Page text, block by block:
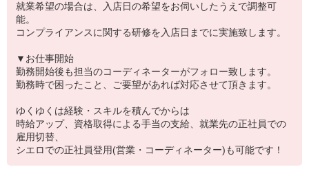
就業希望の場合は、入店日の希望をお伺いしたうえで調整可
能。
コンプライアンスに関する研修を入店日までに実施致します。
▼お仕事開始
勤務開始後も担当のコーディネーターがフォロー致します。
勤務時で困ったこと、ご要望があれば対応させて頂きます。
ゆくゆくは経験・スキルを積んでからは
時給アップ、資格取得による手当の支給、就業先の正社員での
雇用切替、
シエロでの正社員登用(営業・コーディネーター)も可能です！